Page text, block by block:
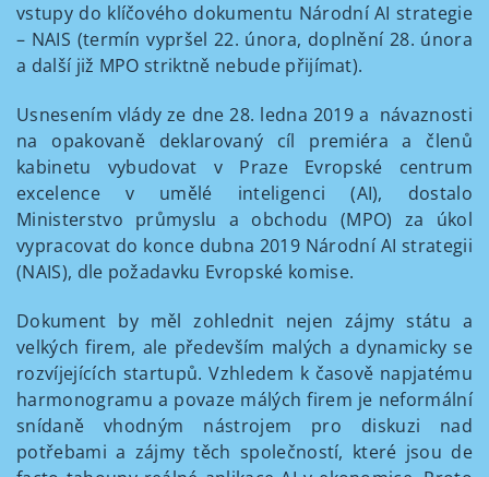
vstupy do klíčového dokumentu Národní AI strategie
– NAIS (termín vypršel 22. února, doplnění 28. února
a další již MPO striktně nebude přijímat).
Usnesením vlády ze dne 28. ledna 2019 a návaznosti
na opakovaně deklarovaný cíl premiéra a členů
kabinetu vybudovat v Praze Evropské centrum
excelence v umělé inteligenci (AI), dostalo
Ministerstvo průmyslu a obchodu (MPO) za úkol
vypracovat do konce dubna 2019 Národní AI strategii
(NAIS), dle požadavku Evropské komise.
Dokument by měl zohlednit nejen zájmy státu a
velkých firem, ale především malých a dynamicky se
rozvíjejících startupů. Vzhledem k časově napjatému
harmonogramu a povaze málých firem je neformální
snídaně vhodným nástrojem pro diskuzi nad
potřebami a zájmy těch společností, které jsou de